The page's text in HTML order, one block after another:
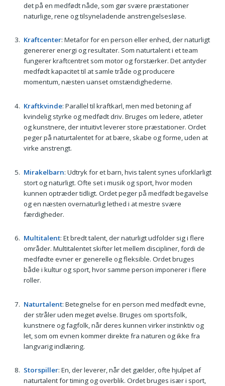
det på en medfødt nåde, som gør svære præstationer
naturlige, rene og tilsyneladende anstrengelsesløse.
Kraftcenter: Metafor for en person eller enhed, der naturligt
genererer energi og resultater. Som naturtalent i et team
fungerer kraftcentret som motor og forstærker. Det antyder
medfødt kapacitet til at samle tråde og producere
momentum, næsten uanset omstændighederne.
Kraftkvinde: Parallel til kraftkarl, men med betoning af
kvindelig styrke og medfødt driv. Bruges om ledere, atleter
og kunstnere, der intuitivt leverer store præstationer. Ordet
peger på naturtalentet for at bære, skabe og forme, uden at
virke anstrengt.
Mirakelbarn: Udtryk for et barn, hvis talent synes uforklarligt
stort og naturligt. Ofte set i musik og sport, hvor moden
kunnen optræder tidligt. Ordet peger på medfødt begavelse
og en næsten overnaturlig lethed i at mestre svære
færdigheder.
Multitalent: Et bredt talent, der naturligt udfolder sig i flere
områder. Multitalentet skifter let mellem discipliner, fordi de
medfødte evner er generelle og fleksible. Ordet bruges
både i kultur og sport, hvor samme person imponerer i flere
roller.
Naturtalent: Betegnelse for en person med medfødt evne,
der stråler uden meget øvelse. Bruges om sportsfolk,
kunstnere og fagfolk, når deres kunnen virker instinktiv og
let, som om evnen kommer direkte fra naturen og ikke fra
langvarig indlæring.
Storspiller: En, der leverer, når det gælder, ofte hjulpet af
naturtalent for timing og overblik. Ordet bruges især i sport,